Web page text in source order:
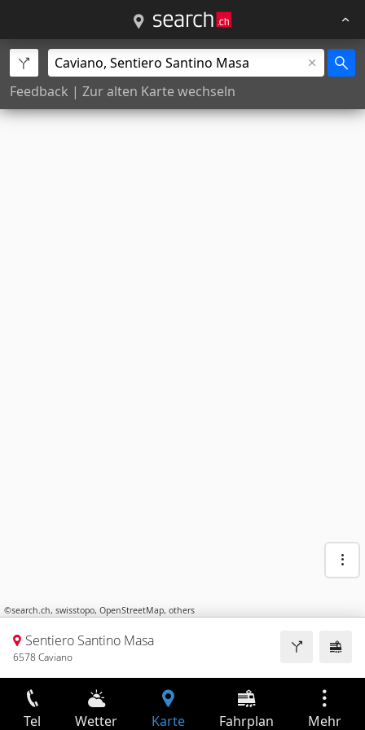
Feedback | Zur alten Karte wechseln
©search.ch, swisstopo, OpenStreetMap, others
Sentiero Santino Masa
6578 Caviano
Tel Wetter Karte Fahrplan Mehr